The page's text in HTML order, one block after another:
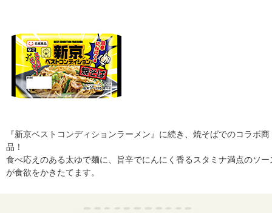
『新京ベストコンディションラーメン』に続き、焼そばでのコラボ商
品！
食べ応えのある太ゆで麺に、旨辛でにんにく香るスタミナ満点のソー
が食欲をかきたてます。